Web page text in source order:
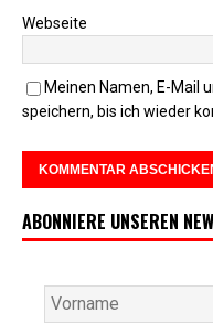
Webseite
Meinen Namen, E-Mail
speichern, bis ich wieder
ABONNIERE UNSEREN